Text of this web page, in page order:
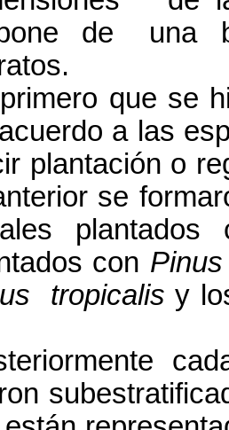
de una
que se
a las
plantación o
se
con
tropicalis y